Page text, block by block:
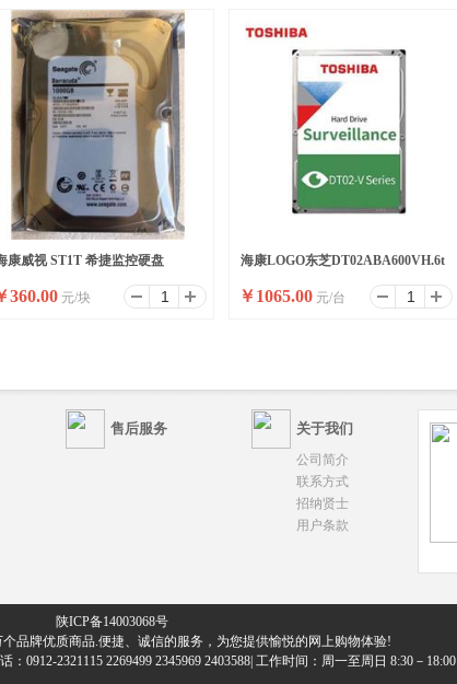
康威视 ST1T 希捷监控硬盘
360.00 元/块
海康LOGO东芝DT02ABA600VH.6t
监控专用硬盘
￥1065.00 元/台
售后服务 关于我们
公司简介
联系方式
招纳贤士
用户条款
陕ICP备14003068号
品牌优质商品.便捷、诚信的服务，为您提供愉悦的网上购物体验!
0912-2321115 2269499 2345969 2403588| 工作时间：周一至周日 8:30－18:00